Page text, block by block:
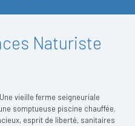
Naturiste
vieille ferme seigneuriale
somptueuse piscine chauffée.
esprit de liberté, sanitaires